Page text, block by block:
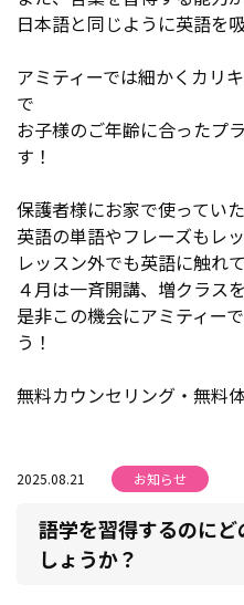
日本語と同じように英語を
アミティーでは細かくカリ
で
お子様のご年齢に合ったプ
す！
保護者様にお家で使ってい
英語の単語やフレーズもレ
レッスン外でも英語に触れ
４月は一斉開講、増クラス
是非この機会にアミティー
う！
無料カウンセリング・無料
2025.08.21 お知らせ
語学を習得するのに
しょうか？